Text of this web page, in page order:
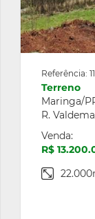
Mais
Referência:
Terreno
Maringa/
R.
Venda:
R$